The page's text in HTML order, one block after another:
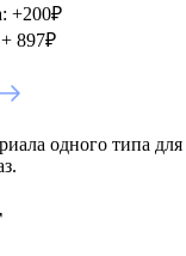
+200₽
+ 897₽
одного типа